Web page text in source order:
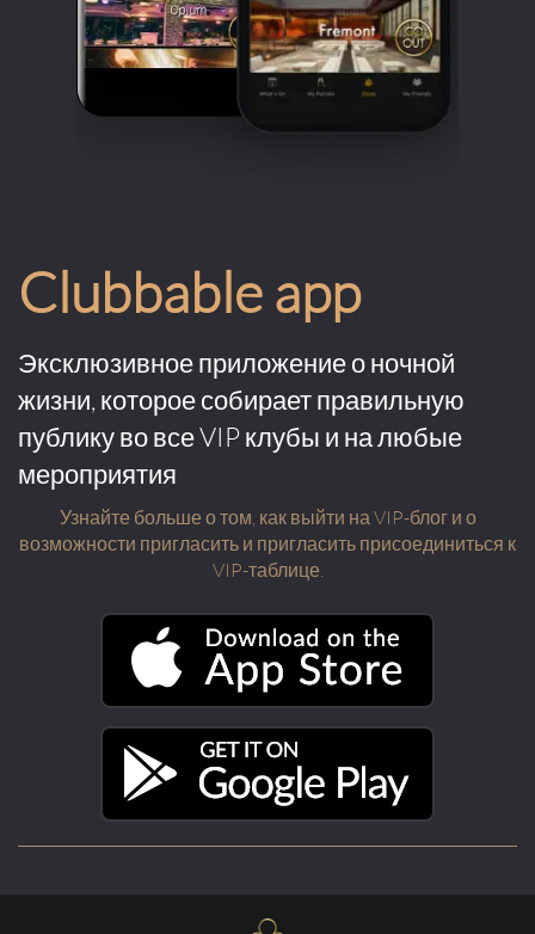
Clubbable app
Эксклюзивное приложение о ночной
жизни, которое собирает правильную
публику во все VIP клубы и на любые
мероприятия
Узнайте больше о том, как выйти на VIP-блог и о
возможности пригласить и пригласить присоединиться к
VIP-таблице.